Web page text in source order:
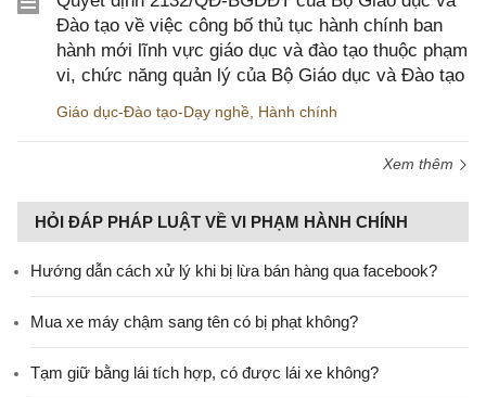
Đào tạo về việc công bố thủ tục hành chính ban
hành mới lĩnh vực giáo dục và đào tạo thuộc phạm
vi, chức năng quản lý của Bộ Giáo dục và Đào tạo
Giáo dục-Đào tạo-Dạy nghề Hành chính
Xem thêm
HỎI ĐÁP PHÁP LUẬT VỀ VI PHẠM HÀNH CHÍNH
Hướng dẫn cách xử lý khi bị lừa bán hàng qua facebook?
Mua xe máy chậm sang tên có bị phạt không?
Tạm giữ bằng lái tích hợp, có được lái xe không?